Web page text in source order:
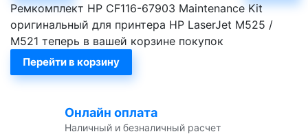
Ремкомплект HP CF116-67903 Maintenance Kit
оригинальный для принтера HP LaserJet M525 /
M521 теперь в вашей корзине покупок
Перейти в корзину
Онлайн оплата
Наличный и безналичный расчет